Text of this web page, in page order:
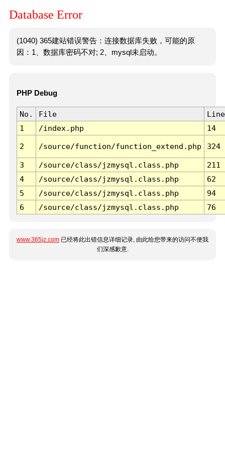
Database Error
(1040) 365建站错误警告：连接数据库失败，可能的原
因：1、数据库密码不对; 2、mysql未启动。
PHP Debug
No. File
Line
1
/index.php 14
2 /source/function/function_extend.php 324
3 /source/class/jzmysql.class.php
211
4
/source/class/jzmysql.class.php
62
5
/source/class/jzmysql.class.php
94
6
/source/class/jzmysql.class.php 76
www.365jz.com 已经将此出错信息详细记录, 由此给您带来的访问不便我
们深感歉意.